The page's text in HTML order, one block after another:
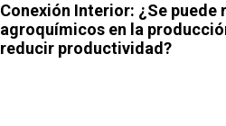
Conexión Interior: ¿Se puede
agroquímicos en la
reducir productividad?